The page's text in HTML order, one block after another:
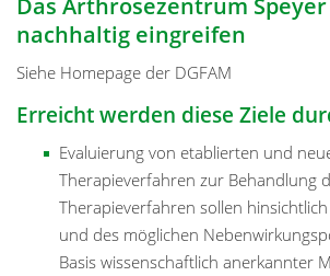
nachhaltig eingreifen
Siehe Homepage der DGFAM
Erreicht werden diese Ziele
Evaluierung von etablierten und
Therapieverfahren zur Behandlung
Therapieverfahren sollen
und des möglichen
Basis wissenschaftlich anerkannter